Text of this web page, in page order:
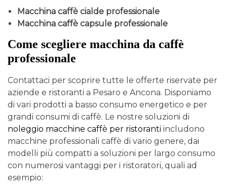
Macchina caffè cialde professionale
Macchina caffè capsule professionale
Come scegliere macchina da caffè
professionale
Contattaci per scoprire tutte le offerte riservate per
aziende e ristoranti a Pesaro e Ancona. Disponiamo
di vari prodotti a basso consumo energetico e per
grandi consumi di caffè. Le nostre soluzioni di
noleggio macchine caffè per ristoranti includono
macchine professionali caffè di vario genere, dai
modelli più compatti a soluzioni per largo consumo
con numerosi vantaggi per i ristoratori, quali ad
esempio: